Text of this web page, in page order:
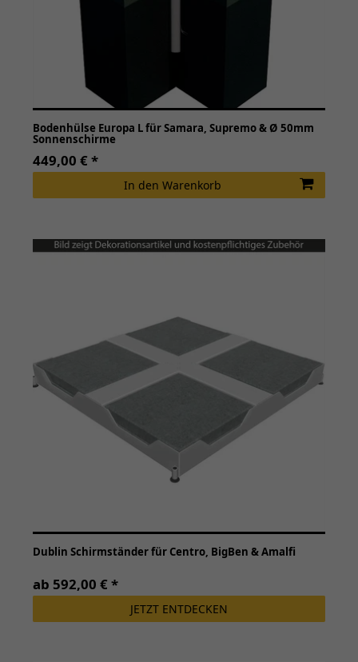
Bodenhülse Europa L für Samara, Supremo & Ø 50mm
Sonnenschirme
449,00 € *
In den Warenkorb
Dublin Schirmständer für Centro, BigBen & Amalfi
ab 592,00 € *
JETZT ENTDECKEN